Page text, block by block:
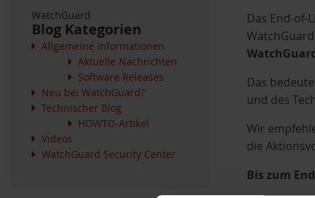
Das End-
Das
und des
Wir
die
Bis zum
WatchGuard
Blog Kategorien
Allgemeine Informationen
Aktuelle Nachrichten
Software Releases
Neu bei WatchGuard?
Technischer Blog
HOWTO-Artikel
Videos
WatchGuard Security Center